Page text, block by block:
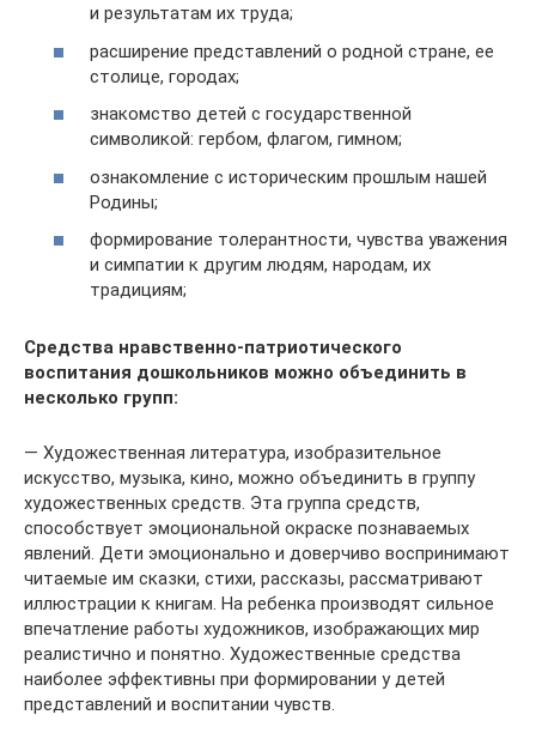
и результатам их труда;
расширение представлений о родной стране, ее
столице, городах;
знакомство детей с государственной
символикой: гербом, флагом, гимном;
ознакомление с историческим прошлым нашей
Родины;
формирование толерантности, чувства уважения
и симпатии к другим людям, народам, их
традициям;
Средства нравственно-патриотического
воспитания дошкольников можно объединить в
несколько групп:
— Художественная литература, изобразительное
искусство, музыка, кино, можно объединить в группу
художественных средств. Эта группа средств,
способствует эмоциональной окраске познаваемых
явлений. Дети эмоционально и доверчиво воспринимают
читаемые им сказки, стихи, рассказы, рассматривают
иллюстрации к книгам. На ребенка производят сильное
впечатление работы художников, изображающих мир
реалистично и понятно. Художественные средства
наиболее эффективны при формировании у детей
представлений и воспитании чувств.